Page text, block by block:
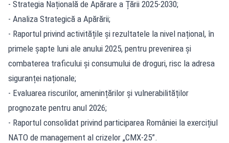
- Strategia Națională de Apărare a Țării 2025-2030;
- Analiza Strategică a Apărării;
- Raportul privind activitățile și rezultatele la nivel național, în
primele șapte luni ale anului 2025, pentru prevenirea și
combaterea traficului și consumului de droguri, risc la adresa
siguranței naționale;
- Evaluarea riscurilor, amenințărilor și vulnerabilităților
prognozate pentru anul 2026;
- Raportul consolidat privind participarea României la exercițiul
NATO de management al crizelor „CMX-25”.